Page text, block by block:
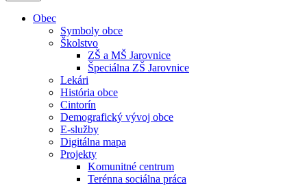
Obec
Symboly obce
Školstvo
ZŠ a MŠ Jarovnice
Špeciálna ZŠ Jarovnice
Lekári
História obce
Cintorín
Demografický vývoj obce
E-služby
Digitálna mapa
Projekty
Komunitné centrum
Terénna sociálna práca